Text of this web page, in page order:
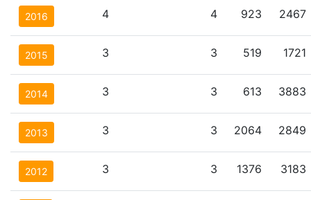
2016 4 4 923 2467
2015 3 3 519 1721
2014 3 3 613 3883
2013 3 3 2064 2849
2012 3 3 1376 3183